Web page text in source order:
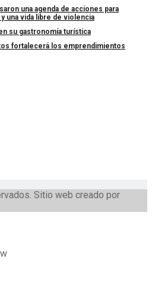
una agenda de acciones para
una vida libre de violencia
su gastronomía turística
fortalecerá los emprendimientos
Sitio web creado por